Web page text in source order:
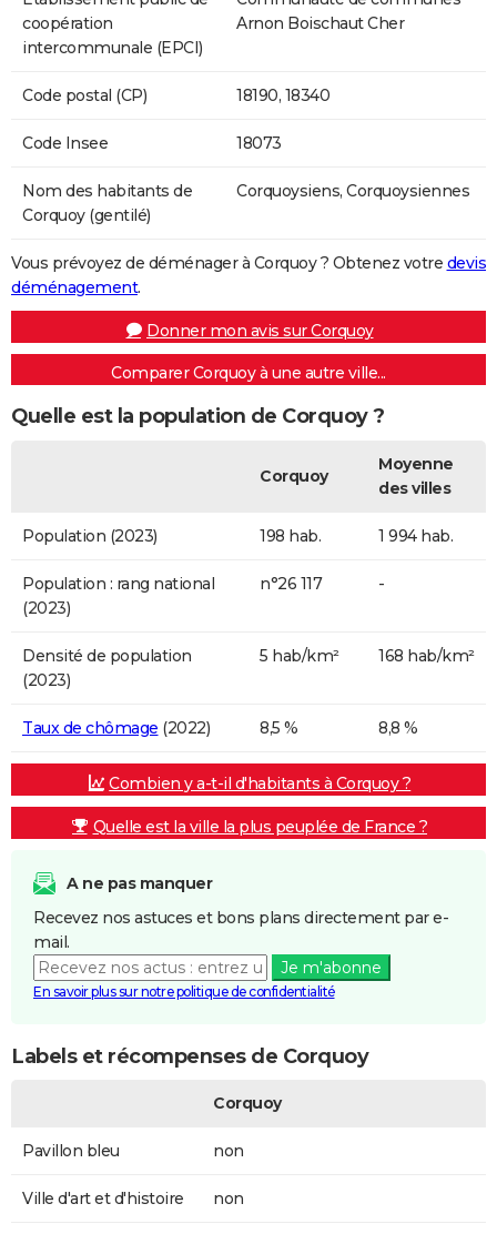
coopération
intercommunale (EPCI)
Arnon Boischaut Cher
Code postal (CP) 18190, 18340
Code Insee 18073
Nom des habitants de
Corquoy (gentilé)
Corquoysiens, Corquoysiennes
Vous prévoyez de déménager à Corquoy ? Obtenez votre devis
déménagement.
Donner mon avis sur Corquoy
Comparer Corquoy à une autre ville...
Quelle est la population de Corquoy ?
Corquoy
Moyenne
des villes
Population (2023) 198 hab. 1 994 hab.
Population : rang national
(2023)
n°26 117 -
Densité de population
(2023)
5 hab/km² 168 hab/km²
Taux de chômage (2022) 8,5 % 8,8 %
Combien y a-t-il d'habitants à Corquoy ?
Quelle est la ville la plus peuplée de France ?
A ne pas manquer
Recevez nos astuces et bons plans directement par e-
mail.
Je m'abonne
En savoir plus sur notre politique de confidentialité
Labels et récompenses de Corquoy
Corquoy
Pavillon bleu non
Ville d'art et d'histoire non